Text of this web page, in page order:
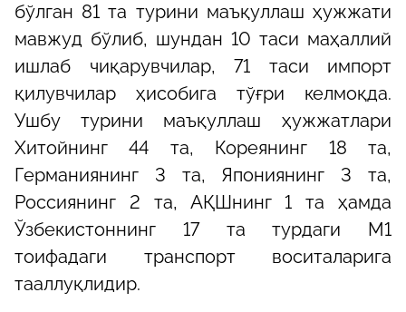
бўлган 81 та турини маъқуллаш ҳужжати
мавжуд бўлиб, шундан 10 таси маҳаллий
ишлаб чиқарувчилар, 71 таси импорт
қилувчилар ҳисобига тўғри келмоқда.
Ушбу турини маъқуллаш ҳужжатлари
Хитойнинг 44 та, Кореянинг 18 та,
Германиянинг 3 та, Япониянинг 3 та,
Россиянинг 2 та, АҚШнинг 1 та ҳамда
Ўзбекистоннинг 17 та турдаги М1
тоифадаги транспорт воситаларига
тааллуқлидир.